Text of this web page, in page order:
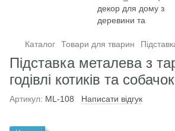
Каталог Товари для тварин
Підставка металева з
годівлі котиків та собачок
Артикул: ML-108 Написати відгук